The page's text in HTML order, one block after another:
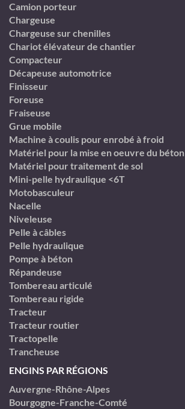
Camion porteur
Chargeuse
Chargeuse sur chenilles
Chariot élévateur de chantier
Compacteur
Décapeuse automotrice
Finisseur
Foreuse
Fraiseuse
Grue mobile
Machine à coulis pour enrobé à froid
Matériel pour la mise en oeuvre du béton
Matériel pour traitement de sol
Mini-pelle hydraulique <6T
Motobasculeur
Nacelle
Niveleuse
Pelle à câbles
Pelle hydraulique
Pompe à béton
Répandeuse
Tombereau articulé
Tombereau rigide
Tracteur
Tracteur routier
Tractopelle
Trancheuse
ENGINS PAR RÉGIONS
Auvergne-Rhône-Alpes
Bourgogne-Franche-Comté